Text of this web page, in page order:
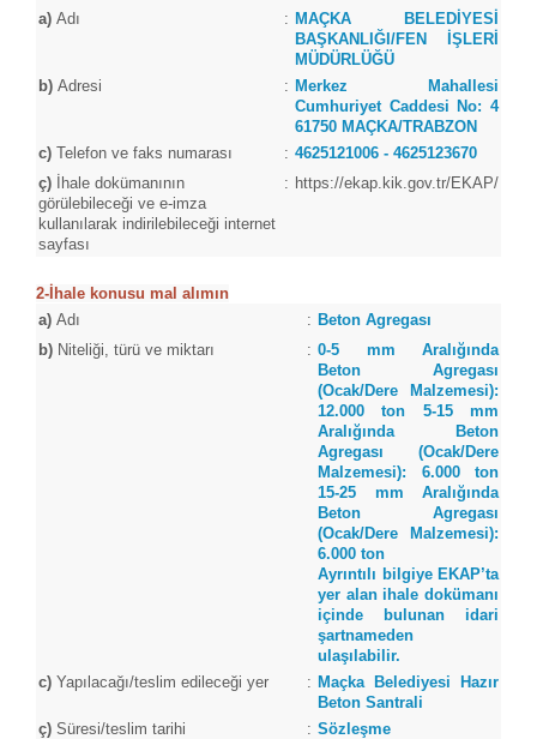
a) Adı : MAÇKA BELEDİYESİ
BAŞKANLIĞI/FEN İŞLERİ
MÜDÜRLÜĞÜ
b) Adresi : Merkez Mahallesi
Cumhuriyet Caddesi No: 4
61750 MAÇKA/TRABZON
c) Telefon ve faks numarası : 4625121006 - 4625123670
ç) İhale dokümanının
görülebileceği ve e-imza
kullanılarak indirilebileceği internet
sayfası
: https://ekap.kik.gov.tr/EKAP/
2-İhale konusu mal alımın
a) Adı : Beton Agregası
b) Niteliği, türü ve miktarı : 0-5 mm Aralığında
Beton Agregası
(Ocak/Dere Malzemesi):
12.000 ton 5-15 mm
Aralığında Beton
Agregası (Ocak/Dere
Malzemesi): 6.000 ton
15-25 mm Aralığında
Beton Agregası
(Ocak/Dere Malzemesi):
6.000 ton
Ayrıntılı bilgiye EKAP’ta
yer alan ihale dokümanı
içinde bulunan idari
şartnameden
ulaşılabilir.
c) Yapılacağı/teslim edileceği yer : Maçka Belediyesi Hazır
Beton Santrali
ç) Süresi/teslim tarihi : Sözleşme